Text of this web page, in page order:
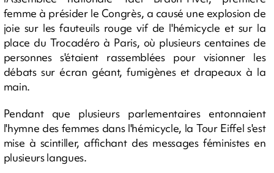
femme à présider le Congrès, a causé une explosion de
joie sur les fauteuils rouge vif de l'hémicycle et sur la
place du Trocadéro à Paris, où plusieurs centaines de
personnes s'étaient rassemblées pour visionner les
débats sur écran géant, fumigènes et drapeaux à la
main.
Pendant que plusieurs parlementaires entonnaient
l'hymne des femmes dans l'hémicycle, la Tour Eiffel s'est
mise à scintiller, affichant des messages féministes en
plusieurs langues.